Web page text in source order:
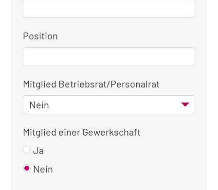
Position
Mitglied Betriebsrat/Personalrat
Mitglied einer Gewerkschaft
Ja
Nein